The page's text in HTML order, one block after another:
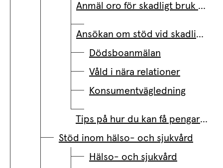
Anmäl oro för skadligt bruk och beroende hos vuxen
Ansökan om stöd vid skadligt bruk eller beroende
Dödsboanmälan
Våld i nära relationer
Konsumentvägledning
Tips på hur du kan få pengarna att räcka längre när ekonomin är ansträngd
Stöd inom hälso- och sjukvård
Hälso- och sjukvård